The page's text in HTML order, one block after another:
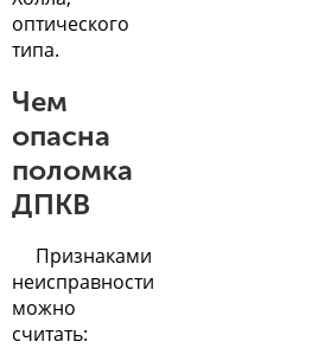
оптического
типа.
Чем
опасна
поломка
ДПКВ
Признаками
неисправности
можно
считать: